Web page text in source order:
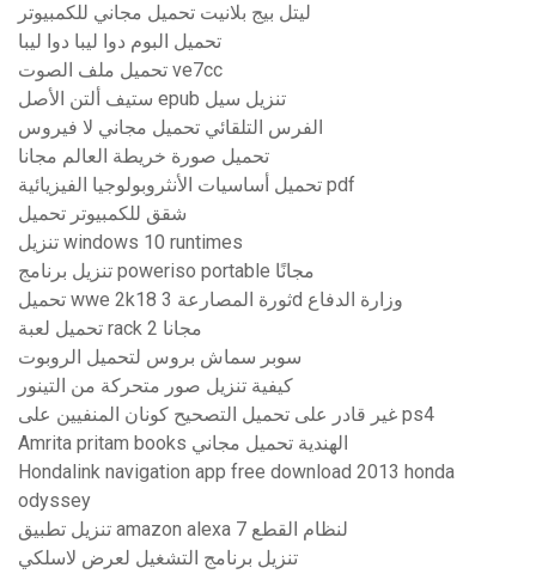
ليتل بيج بلانيت تحميل مجاني للكمبيوتر
تحميل البوم دوا ليبا دوا ليبا
تحميل ملف الصوت ve7cc
ستيف ألتن الأصل epub تنزيل سيل
الفرس التلقائي تحميل مجاني لا فيروس
تحميل صورة خريطة العالم مجانا
تحميل أساسيات الأنثروبولوجيا الفيزيائية pdf
شقق للكمبيوتر تحميل
تنزيل windows 10 runtimes
تنزيل برنامج poweriso portable مجانًا
تحميل wwe 2k18 ثورة المصارعة 3d وزارة الدفاع
تحميل لعبة rack 2 مجانا
سوبر سماش بروس لتحميل الروبوت
كيفية تنزيل صور متحركة من التينور
غير قادر على تحميل التصحيح كونان المنفيين على ps4
Amrita pritam books الهندية تحميل مجاني
Hondalink navigation app free download 2013 honda
odyssey
تنزيل تطبيق amazon alexa لنظام القطع 7
تنزيل برنامج التشغيل لعرض لاسلكي